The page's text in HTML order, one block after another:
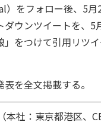
）をフォロー後、5月
ダウンツイートを、5
をつけて引用リツ
を全文掲載する。
本社：東京都港区、